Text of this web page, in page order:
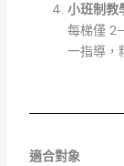
小班制教
每梯僅
一指導，
適合對象